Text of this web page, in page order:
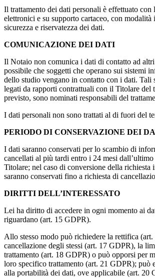
Il trattamento dei dati personali è effettuato con
elettronici e su supporto cartaceo, con modalità
sicurezza e riservatezza dei dati.
COMUNICAZIONE DEI DATI
Il Notaio non comunica i dati di contatto ad
possibile che soggetti che operano sui sistemi
dello studio vengano in contatto con i dati. Tali
legati da rapporti contrattuali con il Titolare del
previsto, sono nominati responsabili del
I dati personali non sono trattati al di fuori del
PERIODO DI CONSERVAZIONE DEI
I dati saranno conservati per lo scambio di
cancellati al più tardi entro i 24 mesi
Titolare; nel caso di conversione della richiesta
saranno conservati fino a richiesta di
DIRITTI DELL’INTERESSATO
Lei ha diritto di accedere in ogni momento ai
riguardano (art. 15 GDPR).
Allo stesso modo può richiedere la rettifica
cancellazione degli stessi (art. 17 GDPR), la
trattamento (art. 18 GDPR) o può opporsi per
loro specifico trattamento (art. 21 GDPR); può
alla portabilità dei dati, ove applicabile (art. 20